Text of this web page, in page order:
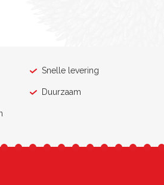
Snelle levering
Duurzaam